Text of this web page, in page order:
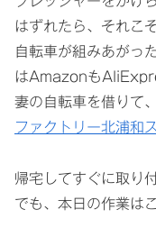
はずれたら、それこ
自転車が組みあがっ
はAmazonも
妻の自転車を借りて
ファクトリー北浦和
帰宅してすぐに取り付
でも、本日の作業は